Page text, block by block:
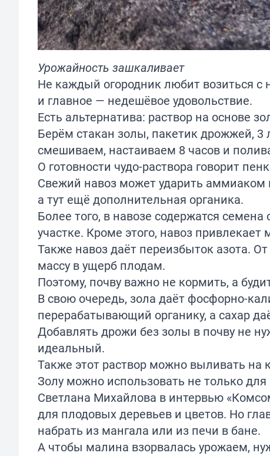
Урожайность зашкаливает
Не каждый огородник любит возиться с
и главное — недешёвое удовольствие.
Есть альтернатива: раствор на основе
Берём стакан золы, пакетик дрожжей, 3
смешиваем, настаиваем 8 часов и
О готовности чудо-раствора говорит
Свежий навоз может ударить
а тут ещё дополнительная органика.
Более того, в навозе содержатся
участке. Кроме этого, навоз привлекает
Также навоз даёт переизбыток азота.
массу в ущерб плодам.
Поэтому, почву важно не кормить, а
В свою очередь, зола даёт фосфорно-
перерабатывающий органику, а сахар
Добавлять дрожи без золы в почву не
идеальный.
Также этот раствор можно выливать на
Золу можно использовать не только
Светлана Михайлова в интервью
для плодовых деревьев и цветов. Но
набрать из мангала или из печи в бане.
А чтобы малина взорвалась урожаем,